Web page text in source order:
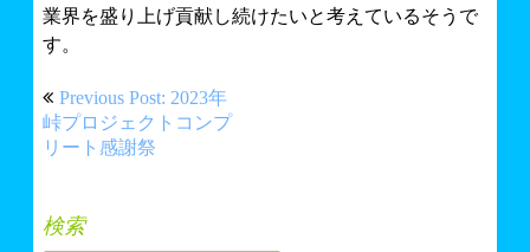
業界を盛り上げ貢献し続けたいと考えているそうで
す。
投
稿
ナ
ゲ
Previous Post: 2023年
峠プロジェクトコンプ
リート感謝祭
検索